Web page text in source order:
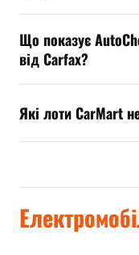
Що показує
від Carfax?
Які лоти CarMart